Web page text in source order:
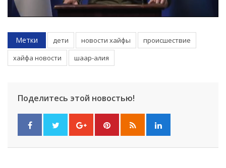
Метки дети новости хайфы
происшествие
хайфа новости
шаар-алия
Поделитесь этой новостью!